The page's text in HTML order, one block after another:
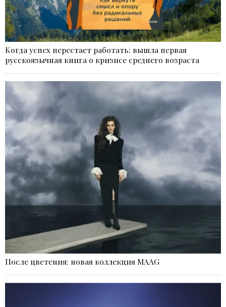
Когда успех перестает работать: вышла первая
русскоязычная книга о кризисе среднего возраста
После цветения: новая коллекция MAAG